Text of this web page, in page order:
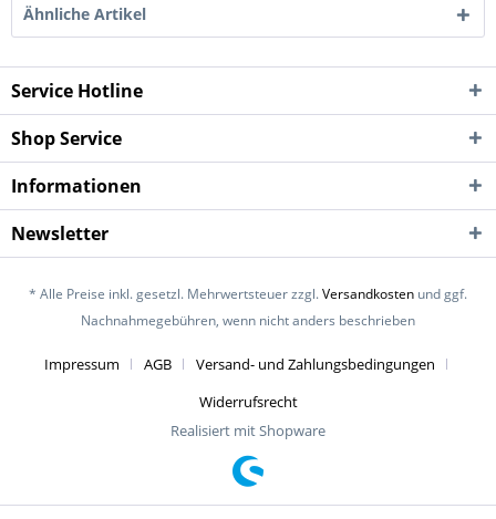
Ähnliche Artikel
Service Hotline
Shop Service
Informationen
Newsletter
* Alle Preise inkl. gesetzl. Mehrwertsteuer zzgl.Versandkosten und ggf.
Nachnahmegebühren, wenn nicht anders beschrieben
Impressum AGB
Versand- und Zahlungsbedingungen
Widerrufsrecht
Realisiert mit Shopware